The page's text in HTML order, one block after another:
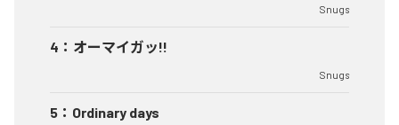
Snugs
4 ： オーマイガッ!!
Snugs
5 ： Ordinary days